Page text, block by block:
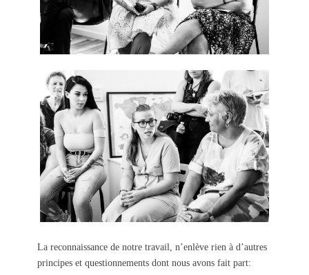
La reconnaissance de notre travail, n’enlève rien à d’autres
principes et questionnements dont nous avons fait part: